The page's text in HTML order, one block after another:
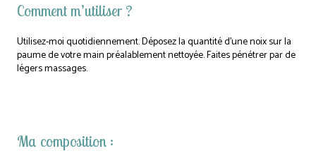
Comment m’utiliser ?
Utilisez-moi quotidiennement. Déposez la quantité d’une noix sur la
paume de votre main préalablement nettoyée. Faites pénétrer par de
légers massages.
Ma composition :